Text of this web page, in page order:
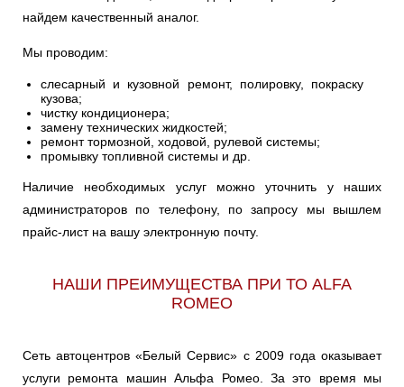
найдем качественный аналог.
Мы проводим:
слесарный и кузовной ремонт, полировку, покраску
кузова;
чистку кондиционера;
замену технических жидкостей;
ремонт тормозной, ходовой, рулевой системы;
промывку топливной системы и др.
Наличие необходимых услуг можно уточнить у наших
администраторов по телефону, по запросу мы вышлем
прайс-лист на вашу электронную почту.
НАШИ ПРЕИМУЩЕСТВА ПРИ ТО ALFA
ROMEO
Сеть автоцентров «Белый Сервис» с 2009 года оказывает
услуги ремонта машин Альфа Ромео. За это время мы